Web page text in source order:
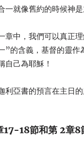
一就像舊約的時候神是
章中，我們可以真正理
”的含義，基督的靈作
自己為耶穌！
利亞書的預言在主日的
章17-18節和